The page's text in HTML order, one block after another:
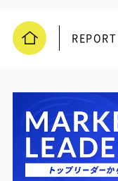
REPORT